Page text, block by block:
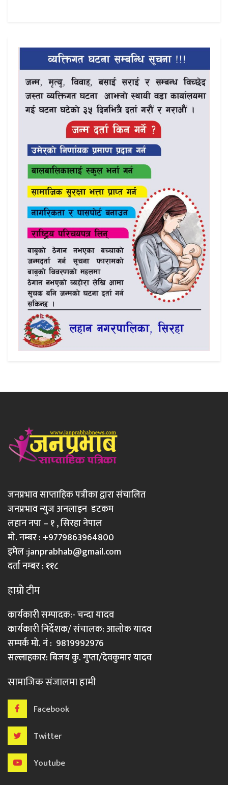
जनप्रभाव साप्ताहिक पत्रीका द्वारा संचालित
जनप्रभाव न्युज अनलाइन डटकम
लहान नपा – १ , सिरहा नेपाल
मो. नम्बर : +9779863964800
इमेल :janprabhab@gmail.com
दर्ता नम्बर : ११८
हाम्रो टीम
कार्यकारी सम्पादक:- चन्दा यादव
कार्यकारी निर्देशक/ संचालक: आलोक यादव
सम्पर्क मो. नं : 9819992976
सल्लाहकार: बिजय कु. गुप्ता/देवकुमार यादव
सामाजिक संजालमा हामी
Facebook
Twitter
Youtube